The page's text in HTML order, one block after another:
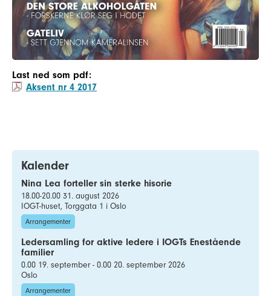
Last ned som pdf:
Aksent nr 4 2017
Kalender
Nina Lea forteller sin sterke hisorie
18.00-20.00 31. august 2026
IOGT-huset, Torggata 1 i Oslo
Arrangementer
Ledersamling for aktive ledere i IOGTs Enestående
familier
0.00 19. september - 0.00 20. september 2026
Oslo
Arrangementer